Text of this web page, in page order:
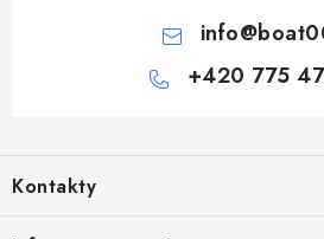
info@
+420 775
pKontakty